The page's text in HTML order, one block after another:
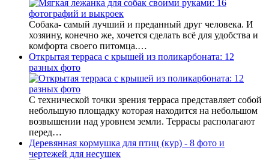
Собака- самый лучший и преданный друг человека. И
хозяину, конечно же, хочется сделать всё для удобства и
комфорта своего питомца.…
Открытая терраса с крышей из поликарбоната: 12
разных фото
С технической точки зрения терраса представляет собой
небольшую площадку которая находится на небольшом
возвышении над уровнем земли. Террасы располагают
перед…
Деревянная кормушка для птиц (кур) - 8 фото и
чертежей для несушек